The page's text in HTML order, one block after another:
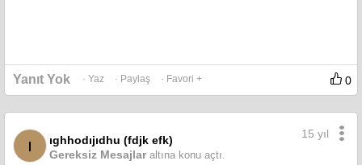
Yanıt Yok · Yaz · Paylaş · Favori + 0
ı
ıghhodıjıdhu (fdjk efk)
Gereksiz Mesajlar altına konu açtı.
15 yıl